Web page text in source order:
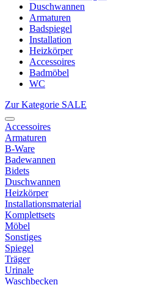
Duschwannen
Armaturen
Badspiegel
Installation
Heizkörper
Accessoires
Badmöbel
WC
Zur Kategorie SALE
Accessoires
Armaturen
B-Ware
Badewannen
Bidets
Duschwannen
Heizkörper
Installationsmaterial
Komplettsets
Möbel
Sonstiges
Spiegel
Träger
Urinale
Waschbecken